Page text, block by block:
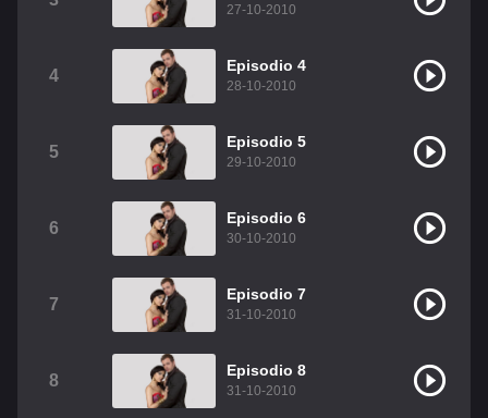
Christian Chavez Christopher Von Uckermann
Dulce María
Como Assistir Legendado
27-10-2010
4
Episodio 4
28-10-2010
5
Episodio 5
29-10-2010
6
Episodio 6
30-10-2010
7
Episodio 7
31-10-2010
8
Episodio 8
31-10-2010